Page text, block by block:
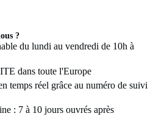
?
du lundi au vendredi de 10h à
dans toute l'Europe
temps réel grâce au numéro de suivi
: 7 à 10 jours ouvrés après